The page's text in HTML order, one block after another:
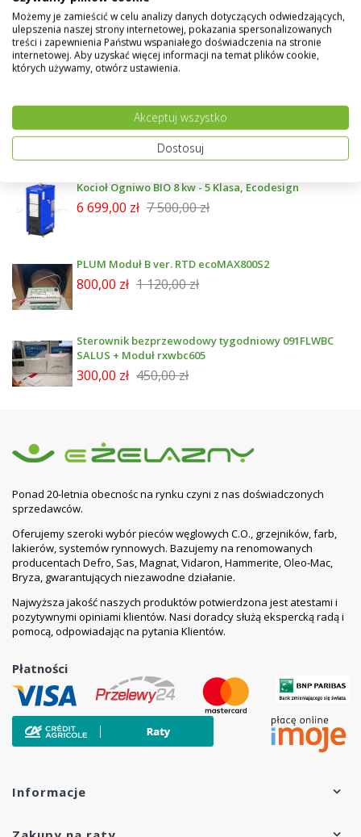
Nie dodałeś żadnych produktów do porównania.
Nowości
Wymiennik NIBE z dwiema wężownicami
emailowany 300 l - BA-ST 9030-2FE
4 999,00 zł
Kocioł Ogniwo BIO 8 kw - 5 Klasa, Ecodesign
6 699,00 zł 7 500,00 zł
PLUM Moduł B ver. RTD ecoMAX800S2
800,00 zł 1 120,00 zł
Sterownik bezprzewodowy tygodniowy 091FLWBC
SALUS + Moduł rxwbc605
300,00 zł 450,00 zł
Ponad 20-letnia obecnośc na rynku czyni z nas doświadczonych
sprzedawców.
Oferujemy szeroki wybór pieców węglowych C.O., grzejników, farb,
lakierów, systemów rynnowych. Bazujemy na renomowanych
producentach Defro, Sas, Magnat, Vidaron, Hammerite, Oleo-Mac,
Bryza, gwarantujących niezawodne działanie.
Najwyższa jakość naszych produktów potwierdzona jest atestami i
pozytywnymi opiniami klientów. Nasi doradcy służą ekspercką radą i
pomocą, odpowiadając na pytania Klientów.
Płatności
Informacje
Możemy je zamieścić w celu analizy danych dotyczących odwiedzających,
ulepszenia naszej strony internetowej, pokazania spersonalizowanych
treści i zapewnienia Państwu wspaniałego doświadczenia na stronie
internetowej. Aby uzyskać więcej informacji na temat plików cookie,
których używamy, otwórz ustawienia.
Akceptuj wszystko
Dostosuj